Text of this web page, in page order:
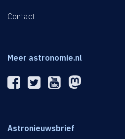
Contact
Meer astronomie.nl
Astronieuwsbrief